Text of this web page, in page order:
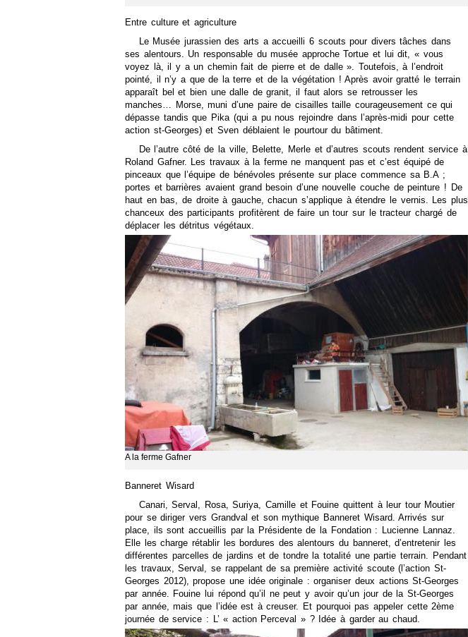
Entre culture et agriculture
Le Musée jurassien des arts a accueilli 6 scouts pour divers tâches dans
ses alentours. Un responsable du musée approche Tortue et lui dit, « vous
voyez là, il y a un chemin fait de pierre et de dalle ». Toutefois, à l’endroit
pointé, il n’y a que de la terre et de la végétation ! Après avoir gratté le terrain
apparaît bel et bien une dalle de granit, il faut alors se retrousser les
manches… Morse, muni d’une paire de cisailles taille courageusement ce qui
dépasse tandis que Pika (qui a pu nous rejoindre dans l’après-midi pour cette
action st-Georges) et Sven déblaient le pourtour du bâtiment.
De l’autre côté de la ville, Belette, Merle et d’autres scouts rendent service à
Roland Gafner. Les travaux à la ferme ne manquent pas et c’est équipé de
pinceaux que l’équipe de bénévoles présente sur place commence sa B.A ;
portes et barrières avaient grand besoin d’une nouvelle couche de peinture ! De
haut en bas, de droite à gauche, chacun s’applique à étendre le vernis. Les plus
chanceux des participants profitèrent de faire un tour sur le tracteur chargé de
déplacer les détritus végétaux.
A la ferme Gafner
Banneret Wisard
Canari, Serval, Rosa, Suriya, Camille et Fouine quittent à leur tour Moutier
pour se diriger vers Grandval et son mythique Banneret Wisard. Arrivés sur
place, ils sont accueillis par la Présidente de la Fondation : Lucienne Lannaz.
Elle les charge rétablir les bordures des alentours du banneret, d’entretenir les
différentes parcelles de jardins et de tondre la totalité une partie terrain. Pendant
les travaux, Serval, se rappelant de sa première activité scoute (l’action St-
Georges 2012), propose une idée originale : organiser deux actions St-Georges
par année. Fouine lui répond qu’il ne peut y avoir qu’un jour de la St-Georges
par année, mais que l’idée est à creuser. Et pourquoi pas appeler cette 2ème
journée de service : L’ « action Perceval » ? Idée à garder au chaud.